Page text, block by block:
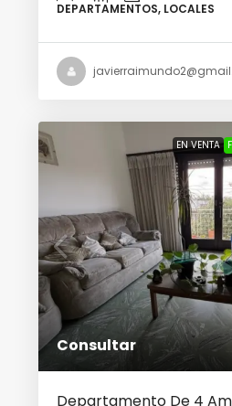
DEPARTAMENTOS, LOCALES
EN VENTA
Consultar
Departamento De 4